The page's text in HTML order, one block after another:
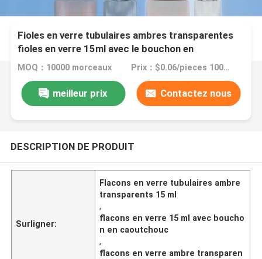
Fioles en verre tubulaires ambres transparentes
fioles en verre 15ml avec le bouchon en
caoutchouc
MOQ：10000 morceaux Prix：$0.06/pieces 10000-299999 pieces
meilleur prix Contactez nous
DESCRIPTION DE PRODUIT
Surligner:
Flacons en verre tubulaires ambre
transparents 15 ml
,
flacons en verre 15 ml avec boucho
n en caoutchouc
,
flacons en verre ambre transparen